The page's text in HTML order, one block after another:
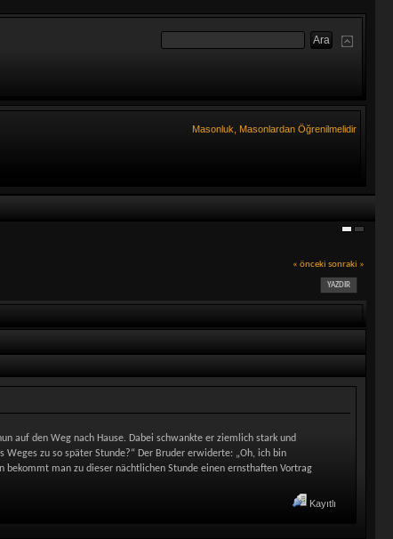
Masonluk, Masonlardan Öğrenilmelidir
« önceki sonraki »
YAZDIR
auf den Weg nach Hause. Dabei schwankte er ziemlich stark und
zu so später Stunde?“ Der Bruder erwiderte: „Oh, ich bin
man zu dieser nächtlichen Stunde einen ernsthaften Vortrag
Kayıtlı